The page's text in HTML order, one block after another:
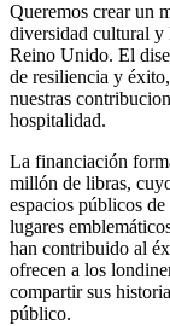
Queremos crear un
diversidad cultural y
Reino Unido. El
de resiliencia y
nuestras
hospitalidad.
La financiación
millón de libras,
espacios públicos
lugares
han contribuido al
ofrecen a los
compartir sus
público.